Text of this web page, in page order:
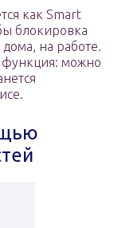
как Smart
блокировка
на работе.
функция: можно